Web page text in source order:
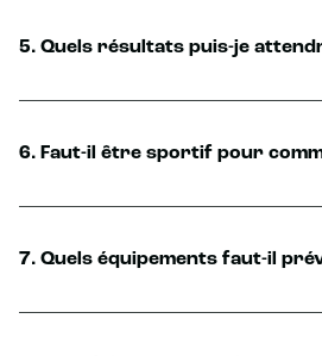
5. Quels résultats puis-je
6. Faut-il être sportif pour
7. Quels équipements faut-il